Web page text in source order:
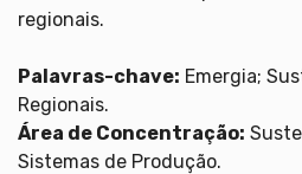
regionais.
Palavras-chave: Emergia;
Regionais.
Área de Concentração:
Sistemas de Produção.